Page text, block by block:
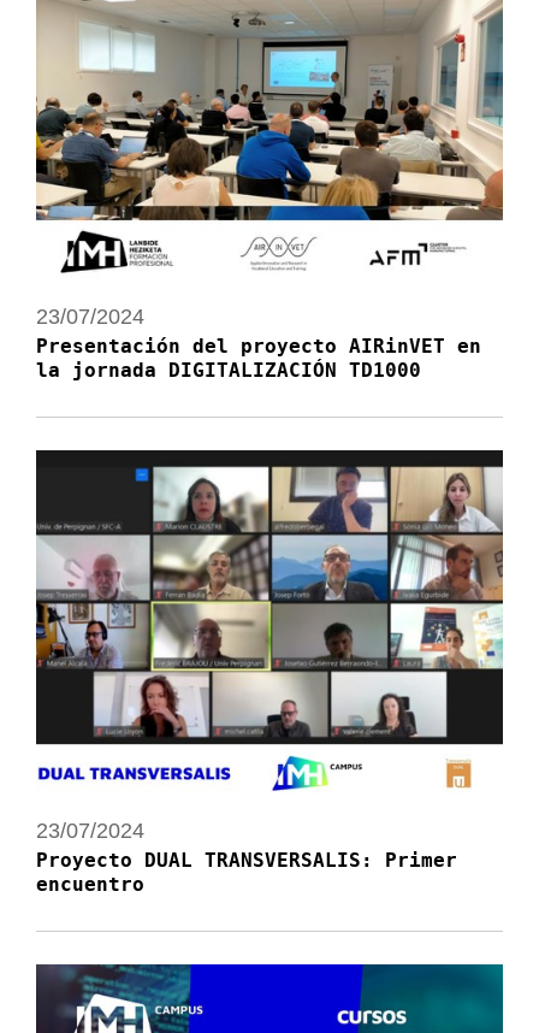
23/07/2024
Presentación del proyecto AIRinVET en
la jornada DIGITALIZACIÓN TD1000
23/07/2024
Proyecto DUAL TRANSVERSALIS: Primer
encuentro